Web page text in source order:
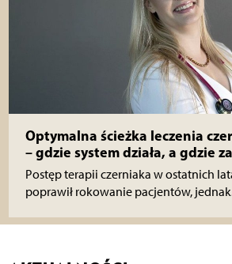
Optymalna ścieżka leczenia
– gdzie system działa, a gdzie
Postęp terapii czerniaka w ostatnich
poprawił rokowanie pacjentów,